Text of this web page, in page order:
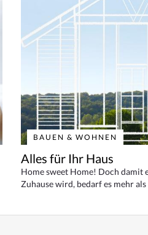
BAUEN & WOHNEN
Alles für Ihr Haus
Home sweet Home! Doch damit
Zuhause wird, bedarf es mehr